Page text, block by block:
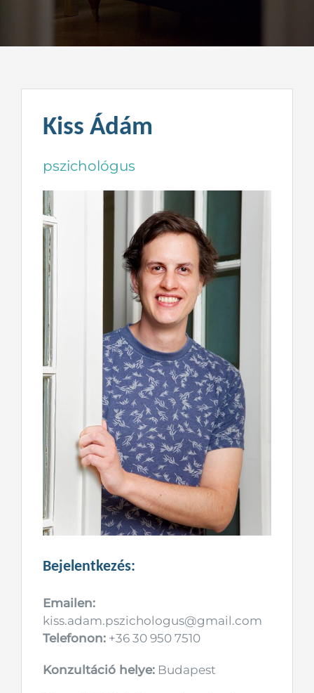
Kapcsolat
Kiss Ádám
pszichológus
Bejelentkezés:
Emailen:
kiss.adam.pszichologus@gmail.com
Telefonon:+36 30 950 7510
Konzultáció helye:Budapest